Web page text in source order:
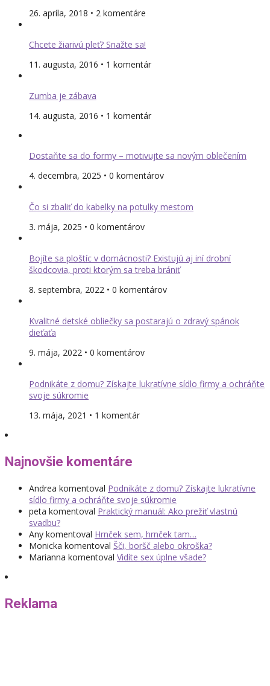
26. apríla, 2018 • 2 komentáre
Chcete žiarivú pleť? Snažte sa!
11. augusta, 2016 • 1 komentár
Zumba je zábava
14. augusta, 2016 • 1 komentár
Dostaňte sa do formy – motivujte sa novým oblečením
4. decembra, 2025 • 0 komentárov
Čo si zbaliť do kabelky na potulky mestom
3. mája, 2025 • 0 komentárov
Bojíte sa ploštíc v domácnosti? Existujú aj iní drobní
škodcovia, proti ktorým sa treba brániť
8. septembra, 2022 • 0 komentárov
Kvalitné detské obliečky sa postarajú o zdravý spánok
dieťaťa
9. mája, 2022 • 0 komentárov
Podnikáte z domu? Získajte lukratívne sídlo firmy a ochráňte
svoje súkromie
13. mája, 2021 • 1 komentár
Najnovšie komentáre
Andrea komentoval Podnikáte z domu? Získajte lukratívne
sídlo firmy a ochráňte svoje súkromie
peta komentoval Praktický manuál: Ako prežiť vlastnú
svadbu?
Any komentoval Hrnček sem, hrnček tam…
Monicka komentoval Šči, boršč alebo okroška?
Marianna komentoval Vidíte sex úplne všade?
Reklama